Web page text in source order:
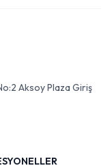
Aksoy Plaza Giriş